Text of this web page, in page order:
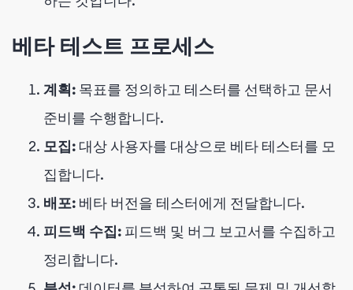
베타 테스트 프로세스
계획: 목표를 정의하고 테스터를 선택하고 문서
준비를 수행합니다.
모집: 대상 사용자를 대상으로 베타 테스터를 모
집합니다.
배포: 베타 버전을 테스터에게 전달합니다.
피드백 수집: 피드백 및 버그 보고서를 수집하고
정리합니다.